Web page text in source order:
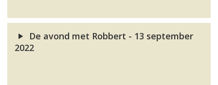
De avond met Robbert - 13 september
2022